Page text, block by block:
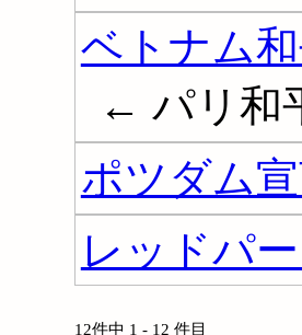
ベトナム
← パリ和
ポツダム
レッドパ
12件中 1 - 12 件目